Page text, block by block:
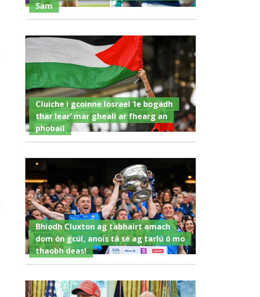
Sam
Cluiche i gcoinne Iosrael ‘le bogadh
thar lear’ mar gheall ar fhearg an
phobail
Bhíodh Cluxton ag tabhairt amach
dom ón gcúl, anois tá sé ag tarlú ó mo
thaobh deas!